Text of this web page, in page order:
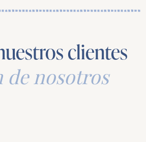
clientes
de nosotros